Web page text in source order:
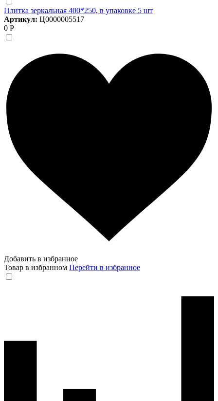
Плитка зеркальная 400*250, в упаковке 5 шт
Артикул: Ц0000005517
0 Р
Добавить в избранное
Товар в избранном Перейти в избранное